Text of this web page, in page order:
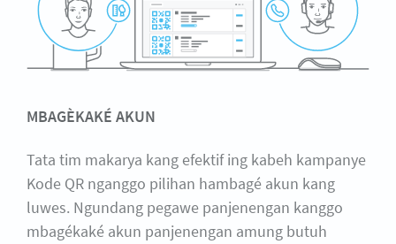
MBAGÈKAKÉ AKUN
Tata tim makarya kang efektif ing kabeh kampanye
Kode QR nganggo pilihan hambagé akun kang
luwes. Ngundang pegawe panjenengan kanggo
mbagékaké akun panjenengan amung butuh